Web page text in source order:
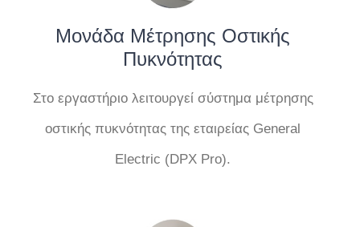
Μονάδα Μέτρησης Οστικής
Πυκνότητας
Στο εργαστήριο λειτουργεί σύστημα μέτρησης
οστικής πυκνότητας της εταιρείας General
Electric (DPX Pro).